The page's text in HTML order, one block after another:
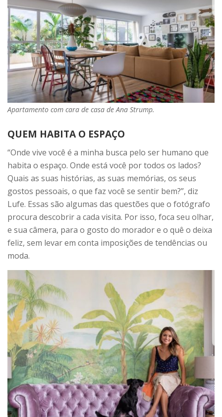
Apartamento com cara de casa de Ana Strump.
QUEM HABITA O ESPAÇO
“Onde vive você é a minha busca pelo ser humano que
habita o espaço. Onde está você por todos os lados?
Quais as suas histórias, as suas memórias, os seus
gostos pessoais, o que faz você se sentir bem?”, diz
Lufe. Essas são algumas das questões que o fotógrafo
procura descobrir a cada visita. Por isso, foca seu olhar,
e sua câmera, para o gosto do morador e o quê o deixa
feliz, sem levar em conta imposições de tendências ou
moda.